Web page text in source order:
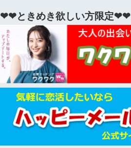
❤❤ときめき欲しい方限定❤❤